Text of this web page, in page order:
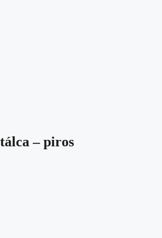
– piros